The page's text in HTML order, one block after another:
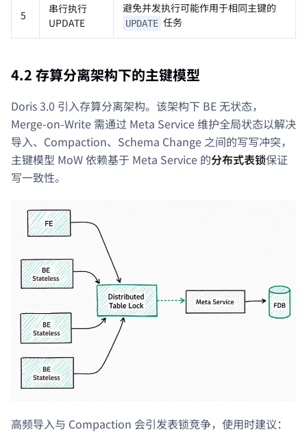
5
串行执行
UPDATE
避免并发执行可能作用于相同主键的
UPDATE 任务
4.2 存算分离架构下的主键模型
Doris 3.0 引入存算分离架构。该架构下 BE 无状态，
Merge-on-Write 需通过 Meta Service 维护全局状态以解决
导入、Compaction、Schema Change 之间的写写冲突，
主键模型 MoW 依赖基于 Meta Service 的分布式表锁保证
写一致性。
高频导入与 Compaction 会引发表锁竞争，使用时建议：